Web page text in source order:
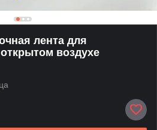
лента для
воздухе